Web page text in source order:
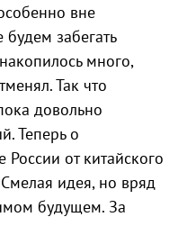
вне
забегать
много,
Так что
довольно
Теперь о
России от китайского
идея, но вряд
будущем. За